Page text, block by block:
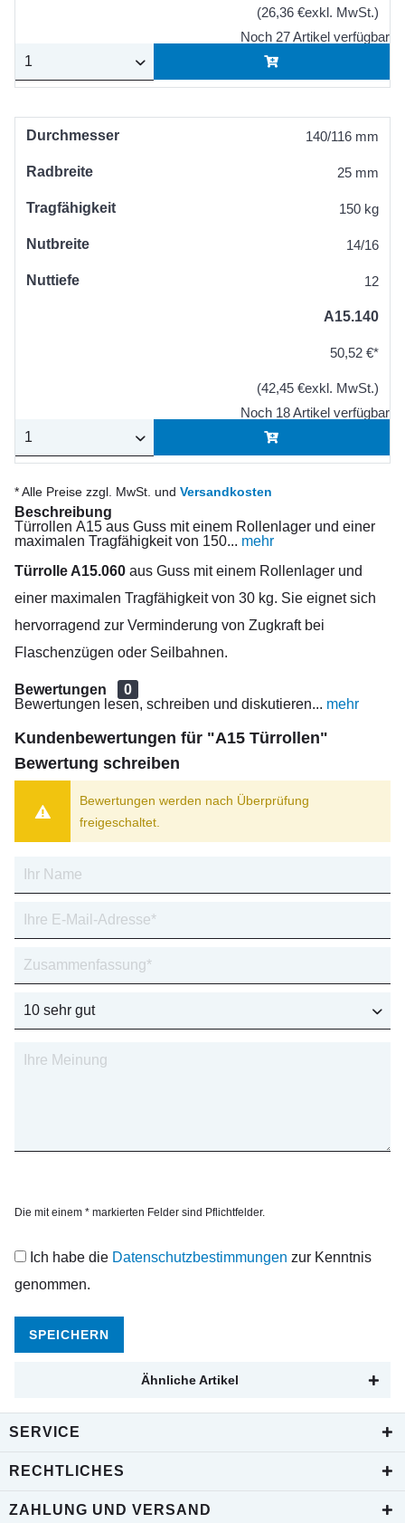
(26,36 €exkl. MwSt.)
Noch 27 Artikel verfügbar
Durchmesser 140/116 mm
Radbreite 25 mm
Tragfähigkeit 150 kg
Nutbreite 14/16
Nuttiefe 12
A15.140
50,52 €*
(42,45 €exkl. MwSt.)
Noch 18 Artikel verfügbar
* Alle Preise zzgl. MwSt. und Versandkosten
Beschreibung
Türrollen A15 aus Guss mit einem Rollenlager und einer
maximalen Tragfähigkeit von 150... mehr
Türrolle A15.060 aus Guss mit einem Rollenlager und
einer maximalen Tragfähigkeit von 30 kg. Sie eignet sich
hervorragend zur Verminderung von Zugkraft bei
Flaschenzügen oder Seilbahnen.
Bewertungen
0
Bewertungen lesen, schreiben und diskutieren... mehr
Kundenbewertungen für "A15 Türrollen"
Bewertung schreiben
Bewertungen werden nach Überprüfung
freigeschaltet.
Die mit einem * markierten Felder sind Pflichtfelder.
Ich habe die Datenschutzbestimmungen zur Kenntnis
genommen.
SPEICHERN
Ähnliche Artikel
SERVICE
RECHTLICHES
ZAHLUNG UND VERSAND